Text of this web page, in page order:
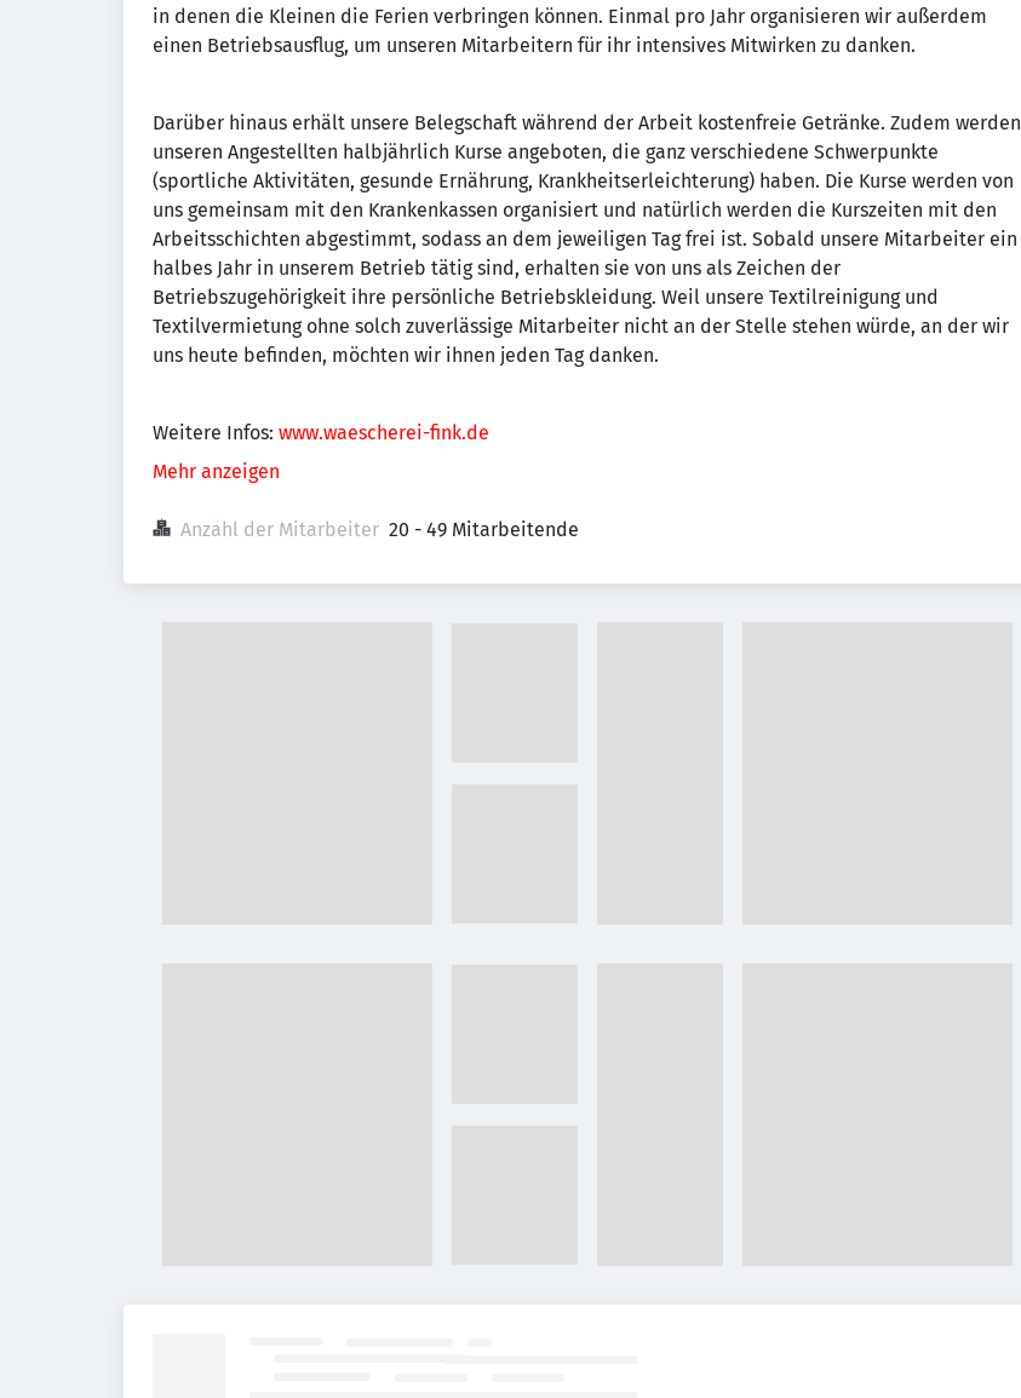
in denen die Kleinen die Ferien verbringen können. Einmal pro Jahr organisieren wir außerdem
einen Betriebsausflug, um unseren Mitarbeitern für ihr intensives Mitwirken zu danken.
Darüber hinaus erhält unsere Belegschaft während der Arbeit kostenfreie Getränke. Zudem werden
unseren Angestellten halbjährlich Kurse angeboten, die ganz verschiedene Schwerpunkte
(sportliche Aktivitäten, gesunde Ernährung, Krankheitserleichterung) haben. Die Kurse werden von
uns gemeinsam mit den Krankenkassen organisiert und natürlich werden die Kurszeiten mit den
Arbeitsschichten abgestimmt, sodass an dem jeweiligen Tag frei ist. Sobald unsere Mitarbeiter ein
halbes Jahr in unserem Betrieb tätig sind, erhalten sie von uns als Zeichen der
Betriebszugehörigkeit ihre persönliche Betriebskleidung. Weil unsere Textilreinigung und
Textilvermietung ohne solch zuverlässige Mitarbeiter nicht an der Stelle stehen würde, an der wir
uns heute befinden, möchten wir ihnen jeden Tag danken.
Weitere Infos: www.waescherei-fink.de
Mehr anzeigen
Anzahl der Mitarbeiter 20 - 49 Mitarbeitende